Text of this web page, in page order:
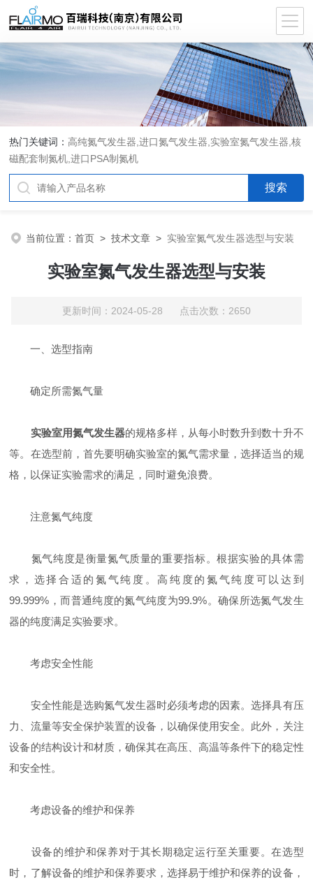
热门关键词： 高纯氮气发生器,进口氮气发生器,实验室氮气发生器,核
磁配套制氮机,进口PSA制氮机
当前位置：首页 >技术文章 > 实验室氮气发生器选型与安装
实验室氮气发生器选型与安装
更新时间：2024-05-28 点击次数：2650
一、选型指南
确定所需氮气量
实验室用氮气发生器的规格多样，从每小时数升到数十升不
等。在选型前，首先要明确实验室的氮气需求量，选择适当的规
格，以保证实验需求的满足，同时避免浪费。
注意氮气纯度
氮气纯度是衡量氮气质量的重要指标。根据实验的具体需
求，选择合适的氮气纯度。高纯度的氮气纯度可以达到
99.999%，而普通纯度的氮气纯度为99.9%。确保所选氮气发生
器的纯度满足实验要求。
考虑安全性能
安全性能是选购氮气发生器时必须考虑的因素。选择具有压
力、流量等安全保护装置的设备，以确保使用安全。此外，关注
设备的结构设计和材质，确保其在高压、高温等条件下的稳定性
和安全性。
考虑设备的维护和保养
设备的维护和保养对于其长期稳定运行至关重要。在选型
时，了解设备的维护和保养要求，选择易于维护和保养的设备，